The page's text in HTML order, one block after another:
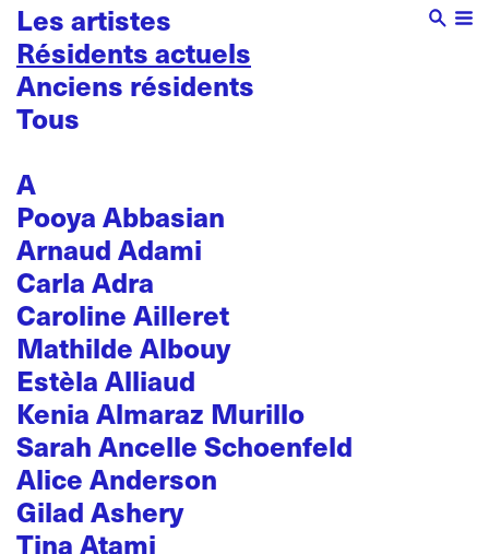
Les artistes
Résidents actuels
Anciens résidents
Tous
A
Pooya Abbasian
Arnaud Adami
Carla Adra
Caroline Ailleret
Mathilde Albouy
Estèla Alliaud
Kenia Almaraz Murillo
Sarah Ancelle Schoenfeld
Alice Anderson
Gilad Ashery
Tina Atami